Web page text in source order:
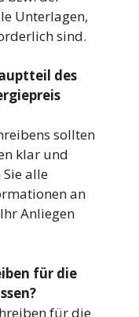
Unterlagen,
sind.
des
sollten
klar und
alle
an
Anliegen
für die
für die